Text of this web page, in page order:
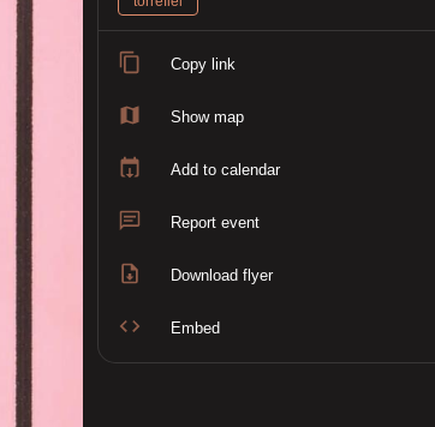
Copy link
Show map
Add to calendar
Report event
Download flyer
Embed